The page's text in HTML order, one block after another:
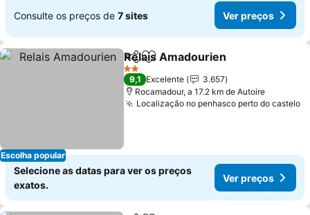
Consulte os preços de 7 sites Ver preços
Escolha popular
PartilharAdicionar aos favoritos
Relais Amadourien
2 Estrelas
9,1 Excelente
3.657
Rocamadour, a 17.2 km de Autoire
Localização no penhasco perto do castelo
Selecione as datas para ver os preços
exatos.
Ver preços